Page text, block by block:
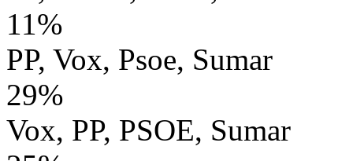
11%
PP, Vox, Psoe, Sumar
29%
Vox, PP, PSOE, Sumar